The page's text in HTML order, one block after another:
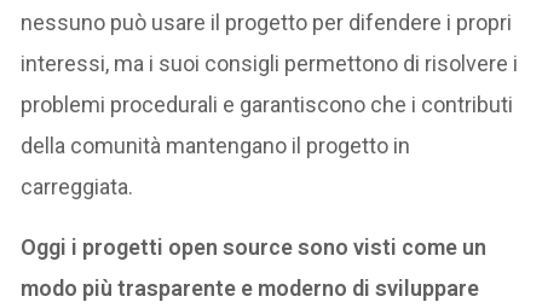
nessuno può usare il progetto per difendere i propri
interessi, ma i suoi consigli permettono di risolvere i
problemi procedurali e garantiscono che i contributi
della comunità mantengano il progetto in
carreggiata.
Oggi i progetti open source sono visti come un
modo più trasparente e moderno di sviluppare